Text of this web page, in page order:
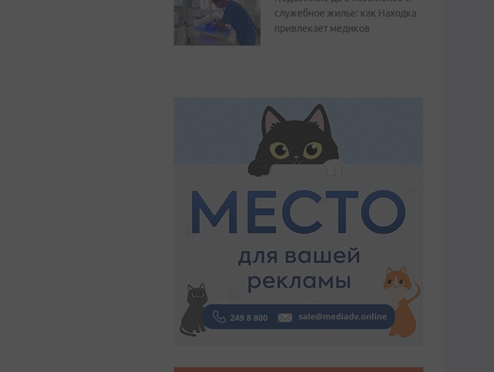
служебное жилье: как Находка
привлекает медиков